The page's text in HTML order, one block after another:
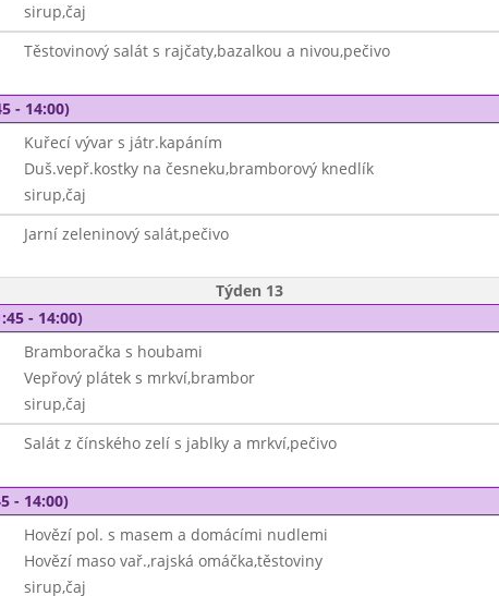
sirup,čaj
Těstovinový salát s rajčaty,bazalkou a nivou,pečivo
- 14:00)
Kuřecí vývar s játr.kapáním
Duš.vepř.kostky na česneku,bramborový knedlík
sirup,čaj
Jarní zeleninový salát,pečivo
Týden 13
- 14:00)
Bramboračka s houbami
Vepřový plátek s mrkví,brambor
sirup,čaj
Salát z čínského zelí s jablky a mrkví,pečivo
- 14:00)
Hovězí pol. s masem a domácími nudlemi
Hovězí maso vař.,rajská omáčka,těstoviny
sirup,čaj